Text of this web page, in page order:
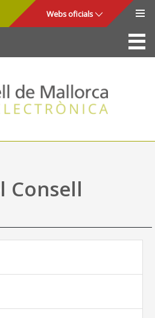
Webs oficials
La Seu
Consell de Mallorca
Accés i seguretat
Utilitats
Ajuda
Consell